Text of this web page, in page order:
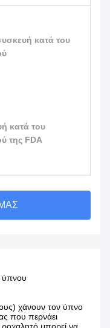
κατά του
κατά του
της FDA
ΜΑΣ
ύπνου
χάνουν τον ύπνο
που περνάει